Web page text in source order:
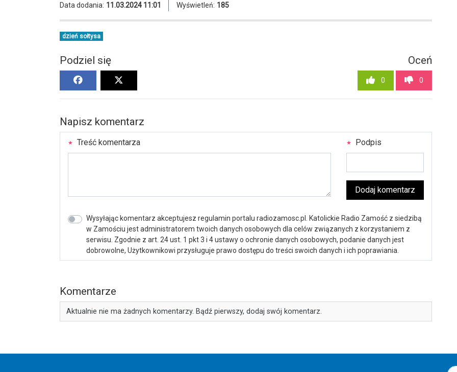
Data dodania: 11.03.2024 11:01 Wyświetleń: 185
dzień sołtysa
Podziel się Oceń
0 0
Napisz komentarz
Treść komentarza Podpis
Dodaj komentarz
Wysyłając komentarz akceptujesz regulamin portalu radiozamosc.pl. Katolickie Radio Zamość z siedzibą
w Zamościu jest administratorem twoich danych osobowych dla celów związanych z korzystaniem z
serwisu. Zgodnie z art. 24 ust. 1 pkt 3 i 4 ustawy o ochronie danych osobowych, podanie danych jest
dobrowolne, Użytkownikowi przysługuje prawo dostępu do treści swoich danych i ich poprawiania.
Komentarze
Aktualnie nie ma żadnych komentarzy. Bądź pierwszy, dodaj swój komentarz.